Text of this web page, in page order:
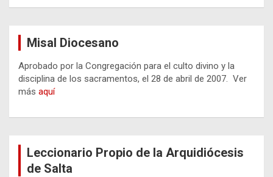
Misal Diocesano
Aprobado por la Congregación para el culto divino y la
disciplina de los sacramentos, el 28 de abril de 2007. Ver
más aquí
Leccionario Propio de la Arquidiócesis
de Salta